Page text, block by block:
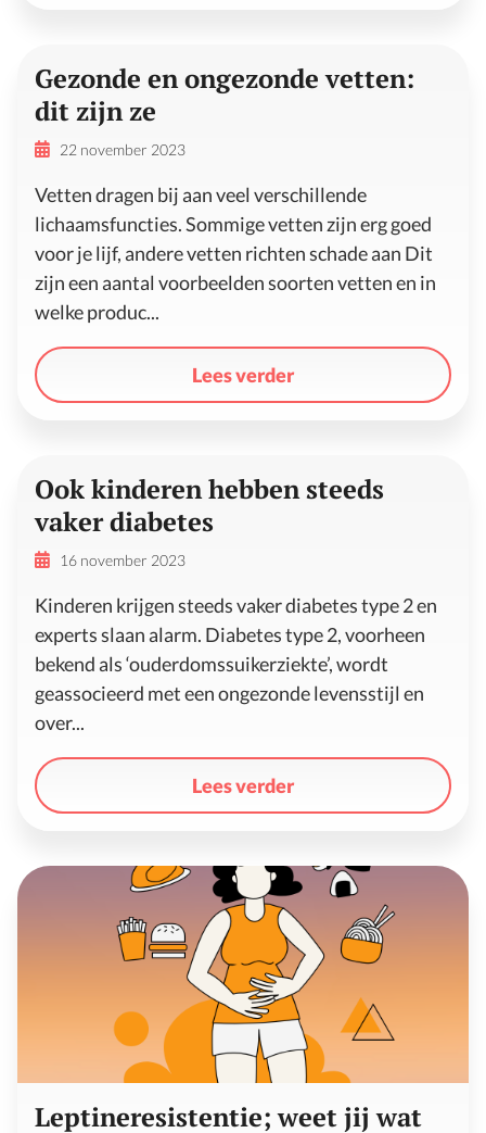
Gezonde en ongezonde vetten:
dit zijn ze
22 november 2023
Vetten dragen bij aan veel verschillende
lichaamsfuncties. Sommige vetten zijn erg goed
voor je lijf, andere vetten richten schade aan Dit
zijn een aantal voorbeelden soorten vetten en in
welke produc...
Lees verder
Ook kinderen hebben steeds
vaker diabetes
16 november 2023
Kinderen krijgen steeds vaker diabetes type 2 en
experts slaan alarm. Diabetes type 2, voorheen
bekend als ‘ouderdomssuikerziekte’, wordt
geassocieerd met een ongezonde levensstijl en
over...
Lees verder
Leptineresistentie; weet jij wat